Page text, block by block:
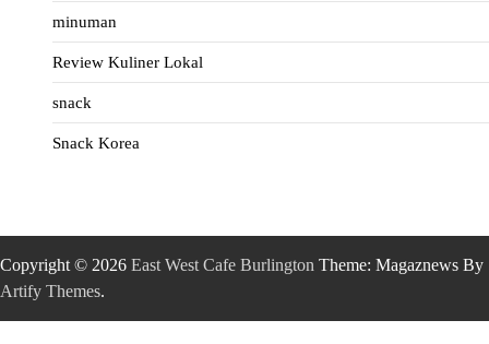
minuman
Review Kuliner Lokal
snack
Snack Korea
Copyright © 2026 East West Cafe Burlington Theme: Magaznews By
Artify Themes.